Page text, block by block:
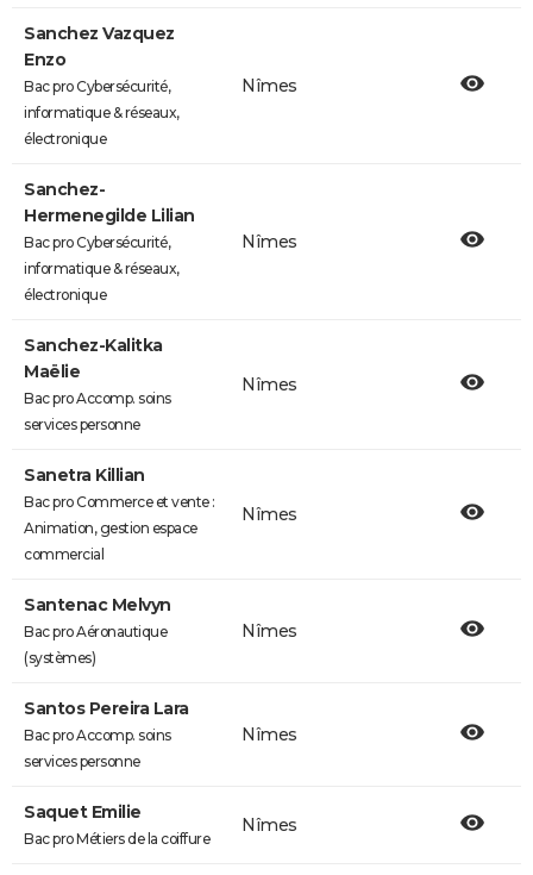
Sanchez Vazquez
Enzo
Bac pro Cybersécurité,
informatique & réseaux,
électronique
Nîmes
Sanchez-
Hermenegilde Lilian
Bac pro Cybersécurité,
informatique & réseaux,
électronique
Nîmes
Sanchez-Kalitka
Maëlie
Bac pro Accomp. soins
services personne
Nîmes
Sanetra Killian
Bac pro Commerce et vente :
Animation, gestion espace
commercial
Nîmes
Santenac Melvyn
Bac pro Aéronautique
(systèmes)
Nîmes
Santos Pereira Lara
Bac pro Accomp. soins
services personne
Nîmes
Saquet Emilie
Bac pro Métiers de la coiffure
Nîmes